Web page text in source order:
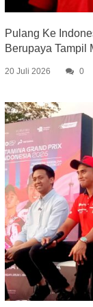
Pulang Ke
Berupaya Tampil
20 Juli 2026 0